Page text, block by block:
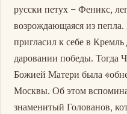
русски петух – Феникс,
возрождающаяся из
пригласил к себе в
даровании победы. Тогда
Божией Матери была
Москвы. Об этом
знаменитый Голованов,